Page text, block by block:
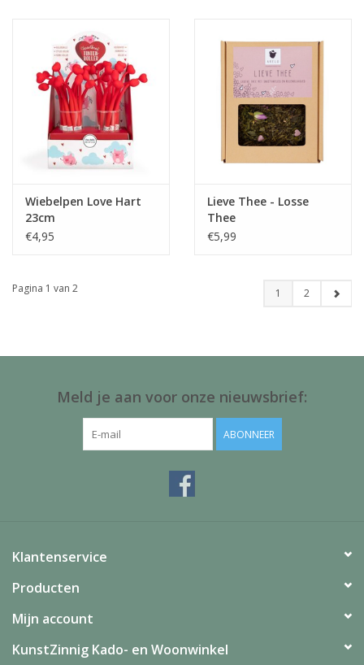
Wiebelpen Love Hart
23cm
€4,95
Lieve Thee - Losse
Thee
€5,99
Pagina 1 van 2 1 2
Meld je aan voor onze nieuwsbrief:
ABONNEER
Klantenservice
Producten
Mijn account
KunstZinnig Kado- en Woonwinkel